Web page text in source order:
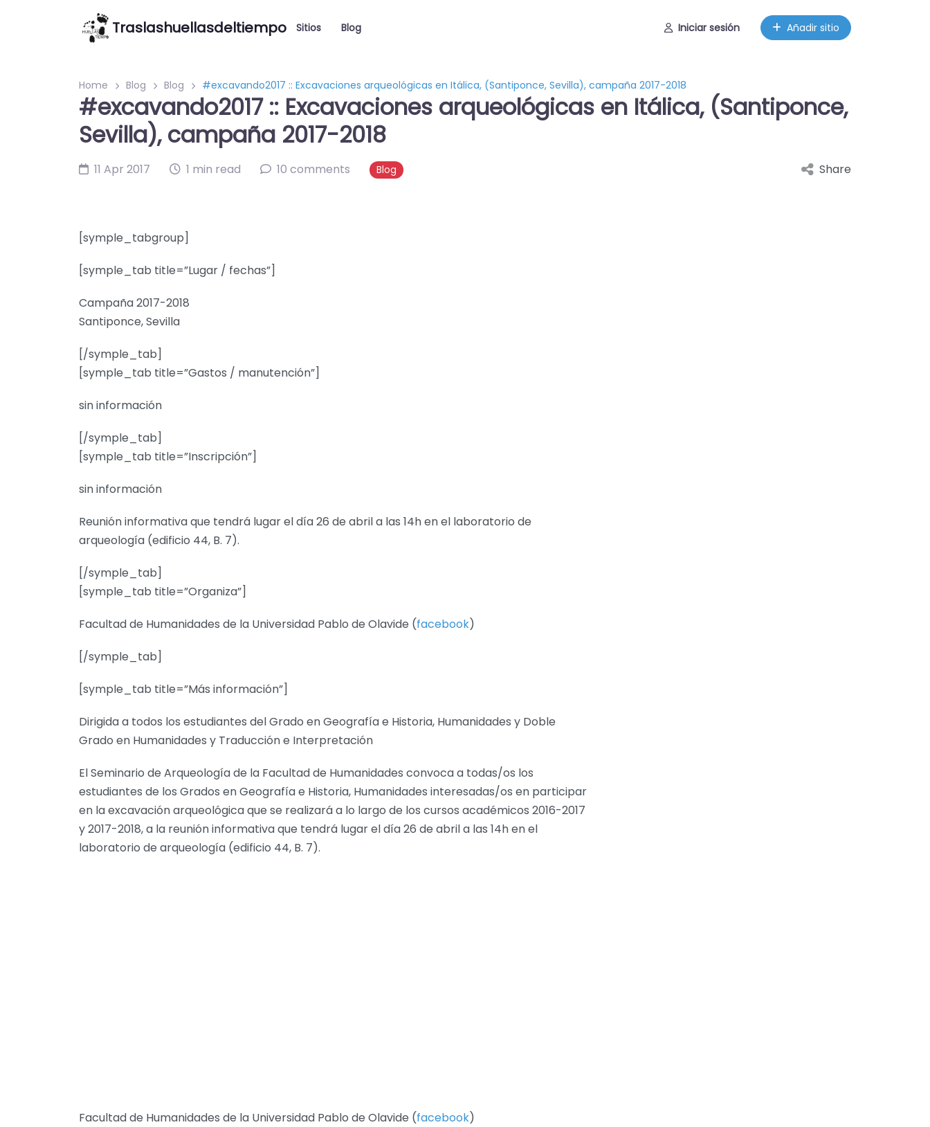
Traslashuellasdeltiempo Sitios Blog Iniciar sesión Añadir sitio
Home Blog Blog #excavando2017 :: Excavaciones arqueológicas en Itálica, (Santiponce, Sevilla), campaña 2017-2018
#excavando2017 :: Excavaciones arqueológicas en Itálica, (Santiponce,
Sevilla), campaña 2017-2018
11 Apr 2017 1 min read 10 comments Blog Share
[symple_tabgroup]
[symple_tab title=”Lugar / fechas”]
Campaña 2017-2018
Santiponce, Sevilla
[/symple_tab]
[symple_tab title=”Gastos / manutención”]
sin información
[/symple_tab]
[symple_tab title=”Inscripción”]
sin información
Reunión informativa que tendrá lugar el día 26 de abril a las 14h en el laboratorio de
arqueología (edificio 44, B. 7).
[/symple_tab]
[symple_tab title=”Organiza”]
Facultad de Humanidades de la Universidad Pablo de Olavide (facebook)
[/symple_tab]
[symple_tab title=”Más información”]
Dirigida a todos los estudiantes del Grado en Geografía e Historia, Humanidades y Doble
Grado en Humanidades y Traducción e Interpretación
El Seminario de Arqueología de la Facultad de Humanidades convoca a todas/os los
estudiantes de los Grados en Geografía e Historia, Humanidades interesadas/os en participar
en la excavación arqueológica que se realizará a lo largo de los cursos académicos 2016-2017
y 2017-2018, a la reunión informativa que tendrá lugar el día 26 de abril a las 14h en el
laboratorio de arqueología (edificio 44, B. 7).
Facultad de Humanidades de la Universidad Pablo de Olavide (facebook)